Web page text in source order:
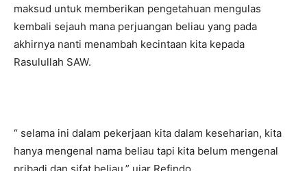
maksud untuk memberikan pengetahuan mengulas
kembali sejauh mana perjuangan beliau yang pada
akhirnya nanti menambah kecintaan kita kepada
Rasulullah SAW.
“ selama ini dalam pekerjaan kita dalam keseharian, kita
hanya mengenal nama beliau tapi kita belum mengenal